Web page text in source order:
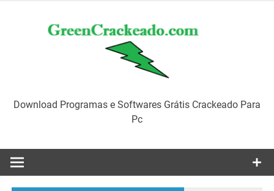
Download Programas e Softwares Grátis Crackeado Para
Pc